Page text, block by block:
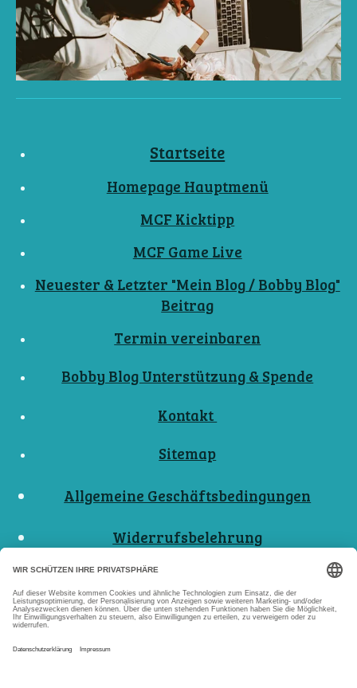
Startseite
Homepage Hauptmenü
MCF Kicktipp
MCF Game Live
Neuester & Letzter "Mein Blog / Bobby Blog"
Beitrag
Termin vereinbaren
Bobby Blog Unterstützung & Spende
Kontakt
Sitemap
Allgemeine Geschäftsbedingungen
Widerrufsbelehrung
Nutzungsbedingungen
Datenschutzerklärungen